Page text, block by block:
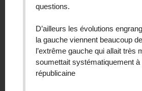
questions.
D’ailleurs les évolutions
la gauche viennent beaucoup
l’extrême gauche qui allait très
soumettait systématiquement à
républicaine